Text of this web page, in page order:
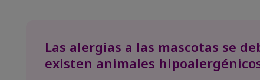
Las alergias a las mascotas se
existen animales